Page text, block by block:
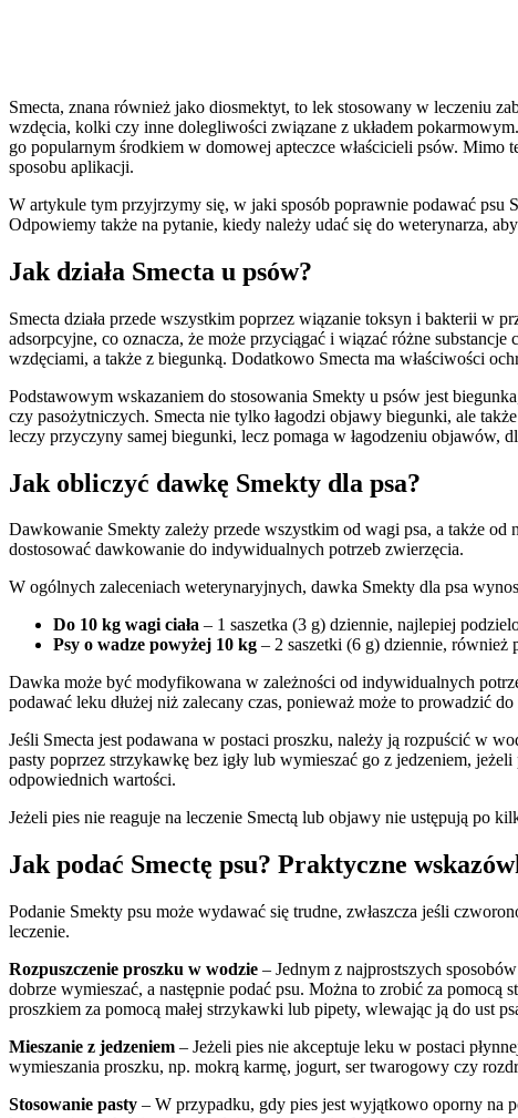
Smecta, znana również jako diosmektyt, to lek stosowany w leczeniu
wzdęcia, kolki czy inne dolegliwości związane z układem
go popularnym środkiem w domowej apteczce właścicieli psów. Mimo
sposobu aplikacji.
W artykule tym przyjrzymy się, w jaki sposób poprawnie podawać psu
Odpowiemy także na pytanie, kiedy należy udać się do weterynarza,
Jak działa Smecta u psów?
Smecta działa przede wszystkim poprzez wiązanie toksyn i bakterii w
adsorpcyjne, co oznacza, że może przyciągać i wiązać różne
wzdęciami, a także z biegunką. Dodatkowo Smecta ma właściwości
Podstawowym wskazaniem do stosowania Smekty u psów jest
czy pasożytniczych. Smecta nie tylko łagodzi objawy biegunki, ale
leczy przyczyny samej biegunki, lecz pomaga w łagodzeniu objawów,
Jak obliczyć dawkę Smekty dla psa?
Dawkowanie Smekty zależy przede wszystkim od wagi psa, a także
dostosować dawkowanie do indywidualnych potrzeb zwierzęcia.
W ogólnych zaleceniach weterynaryjnych, dawka Smekty dla psa
Do 10 kg wagi ciała – 1 saszetka (3 g) dziennie, najlepiej
Psy o wadze powyżej 10 kg – 2 saszetki (6 g) dziennie, również
Dawka może być modyfikowana w zależności od indywidualnych
podawać leku dłużej niż zalecany czas, ponieważ może to prowadzić
Jeśli Smecta jest podawana w postaci proszku, należy ją rozpuścić w
pasty poprzez strzykawkę bez igły lub wymieszać go z jedzeniem,
odpowiednich wartości.
Jeżeli pies nie reaguje na leczenie Smectą lub objawy nie ustępują po
Jak podać Smectę psu? Praktyczne
Podanie Smekty psu może wydawać się trudne, zwłaszcza jeśli
leczenie.
Rozpuszczenie proszku w wodzie – Jednym z najprostszych
dobrze wymieszać, a następnie podać psu. Można to zrobić za
proszkiem za pomocą małej strzykawki lub pipety, wlewając ją do ust
Mieszanie z jedzeniem – Jeżeli pies nie akceptuje leku w postaci
wymieszania proszku, np. mokrą karmę, jogurt, ser twarogowy czy
Stosowanie pasty – W przypadku, gdy pies jest wyjątkowo oporny na